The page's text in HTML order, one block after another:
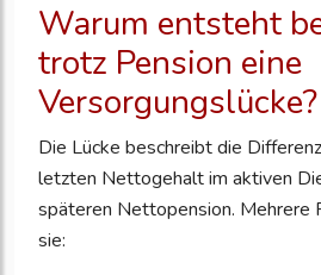
Warum entsteht
trotz Pension eine
Versorgungslücke?
Die Lücke beschreibt die
letzten Nettogehalt im aktiven
späteren Nettopension. Mehrere
sie: